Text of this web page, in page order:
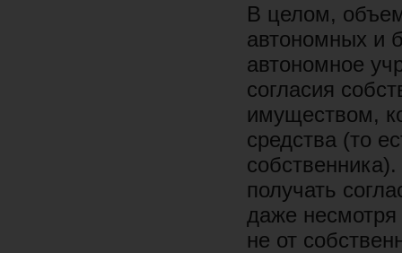
В целом,
автономных и
автономное
согласия
имуществом,
средства (то
получать
даже несмотря
не от